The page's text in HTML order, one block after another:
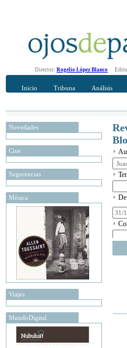
Director: Rogelio López Blanco
Inicio Tribuna Análisis
Novedades
Cine
Sugerencias
Música
Viajes
MundoDigital
De